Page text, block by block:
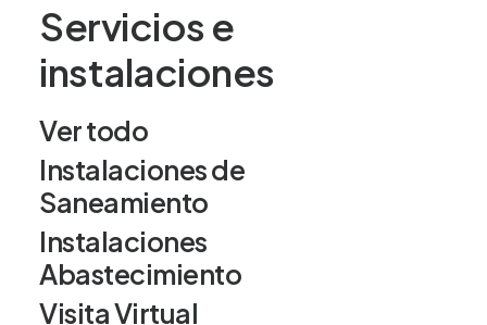
Servicios e
instalaciones
Ver todo
Instalaciones de
Saneamiento
Instalaciones
Abastecimiento
Visita Virtual
Legal
Política de privacidad
Aviso Legal